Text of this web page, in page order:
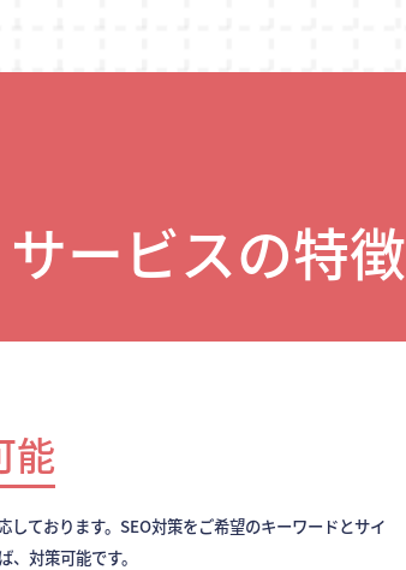
サービスの特徴
能
しております。SEO対策をご希望のキーワードとサイ
、対策可能です。